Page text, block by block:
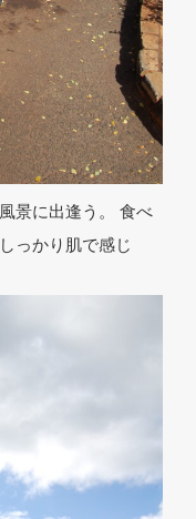
景に出逢う。 食べ
っかり肌で感じ